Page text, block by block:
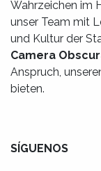
Wahrzeichen im
unser Team mit
und Kultur der
Camera
Anspruch,
bieten.
SÍGUENOS